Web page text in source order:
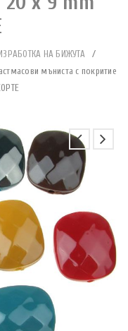
НА БИЖУТА
/
мъниста с покритие